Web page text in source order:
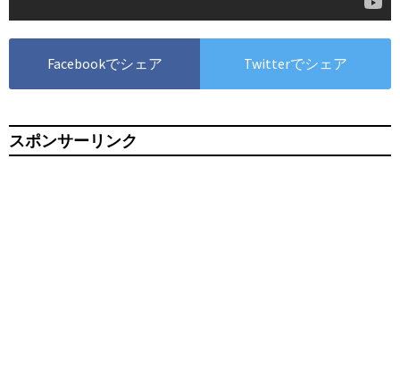
Facebookでシェア Twitterでシェア
スポンサーリンク